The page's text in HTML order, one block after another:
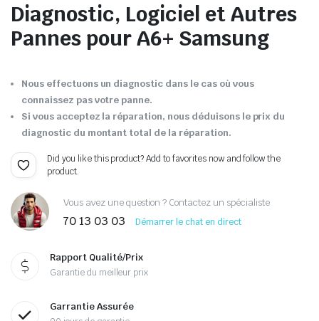
Diagnostic, Logiciel et Autres
Pannes pour A6+ Samsung
Nous effectuons un diagnostic dans le cas où vous
connaissez pas votre panne.
Si vous acceptez la réparation, nous déduisons le prix du
diagnostic du montant total de la réparation.
Did you like this product? Add to favorites now and follow the
product.
Vous avez une question ? Contactez un spécialiste
70 13 03 03 Démarrer le chat en direct
Rapport Qualité/Prix
Garantie du meilleur prix
Garrantie Assurée